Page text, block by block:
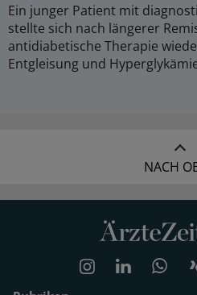
Ein junger Patient mit
stellte sich nach längerer
antidiabetische Therapie
Entgleisung und
NACH